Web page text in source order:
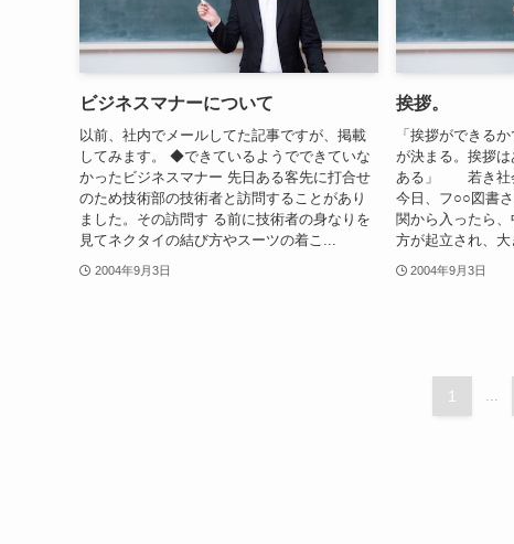
ビジネスマナーについて
以前、社内でメールしてた記事ですが、掲載
してみます。 ◆できているようでできていな
かったビジネスマナー 先日ある客先に打合せ
のため技術部の技術者と訪問することがあり
ました。その訪問す る前に技術者の身なりを
見てネクタイの結び方やスーツの着こ...
2004年9月3日
挨拶。
「挨拶ができる
が決まる。挨拶
ある」 若き社会
今日、フ○○図書
関から入ったら
方が起立され、大
2004年9月3日
1